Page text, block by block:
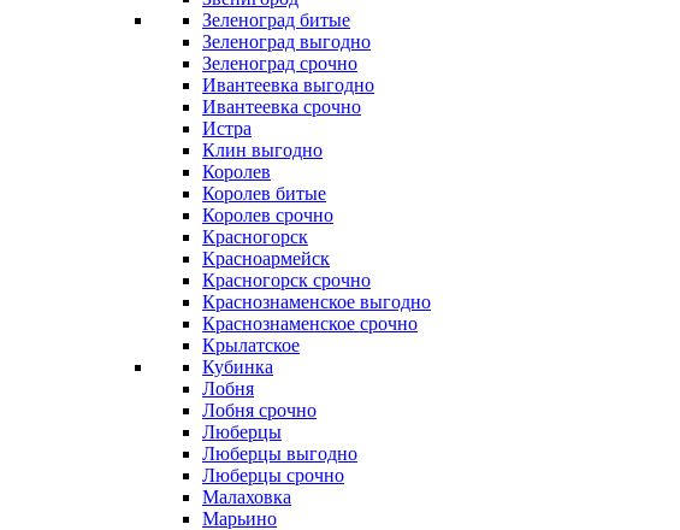
Зеленоград битые
Зеленоград выгодно
Зеленоград срочно
Ивантеевка выгодно
Ивантеевка срочно
Истра
Клин выгодно
Королев
Королев битые
Королев срочно
Красногорск
Красноармейск
Красногорск срочно
Краснознаменское выгодно
Краснознаменское срочно
Крылатское
Кубинка
Лобня
Лобня срочно
Люберцы
Люберцы выгодно
Люберцы срочно
Малаховка
Марьино